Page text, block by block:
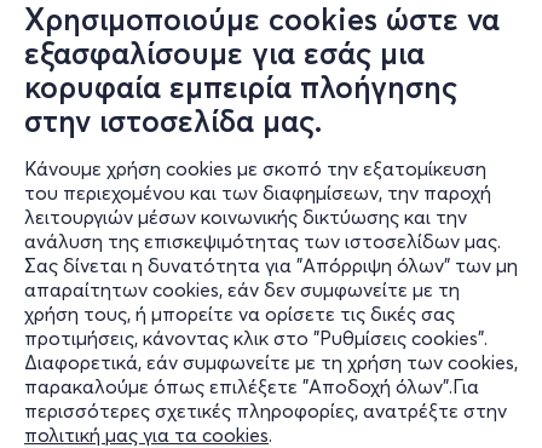
Χρησιμοποιούμε cookies ώστε να
εξασφαλίσουμε για εσάς μια
κορυφαία εμπειρία πλοήγησης
στην ιστοσελίδα μας.
Κάνουμε χρήση cookies με σκοπό την εξατομίκευση
του περιεχομένου και των διαφημίσεων, την παροχή
λειτουργιών μέσων κοινωνικής δικτύωσης και την
ανάλυση της επισκεψιμότητας των ιστοσελίδων μας.
Σας δίνεται η δυνατότητα για "Απόρριψη όλων" των μη
απαραίτητων cookies, εάν δεν συμφωνείτε με τη
χρήση τους, ή μπορείτε να ορίσετε τις δικές σας
προτιμήσεις, κάνοντας κλικ στο "Ρυθμίσεις cookies".
Διαφορετικά, εάν συμφωνείτε με τη χρήση των cookies,
παρακαλούμε όπως επιλέξετε "Αποδοχή όλων".Για
περισσότερες σχετικές πληροφορίες, ανατρέξτε στην
πολιτική μας για τα cookies.